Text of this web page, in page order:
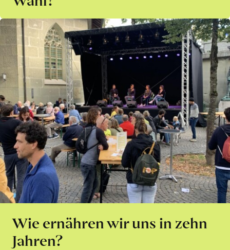
Wie ernähren wir uns in zehn
Jahren?